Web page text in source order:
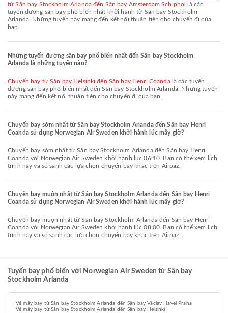
từ Sân bay Stockholm Arlanda đến Sân bay Amsterdam Schiphol
là các
tuyến đường sân bay phổ biến nhất khởi hành từ Sân bay Stockholm
Arlanda. Những tuyến này mang đến kết nối thuận tiện cho chuyến đi của
bạn.
Những tuyến đường sân bay phổ biến nhất đến Sân bay Stockholm
Arlanda là những tuyến nào?
chuyến bay từ Sân bay Helsinki đến Sân bay Henri Coandalà các tuyến
đường sân bay phổ biến nhất đến Sân bay Stockholm Arlanda. Những tuyến
này mang đến kết nối thuận tiện cho chuyến đi của bạn.
Chuyến bay sớm nhất từ Sân bay Stockholm Arlanda đến Sân bay Henri
Coanda sử dụng Norwegian Air Sweden khởi hành lúc mấy giờ?
Chuyến bay sớm nhất từ Sân bay Stockholm Arlanda đến Sân bay Henri
Coanda với Norwegian Air Sweden khởi hành lúc 06:10. Bạn có thể xem lịch
trình này và so sánh các lựa chọn chuyến bay khác trên Airpaz.
Chuyến bay muộn nhất từ Sân bay Stockholm Arlanda đến Sân bay Henri
Coanda sử dụng Norwegian Air Sweden khởi hành lúc mấy giờ?
Chuyến bay muộn nhất từ Sân bay Stockholm Arlanda đến Sân bay Henri
Coanda với Norwegian Air Sweden khởi hành lúc 08:00. Bạn có thể xem lịch
trình này và so sánh các lựa chọn chuyến bay khác trên Airpaz.
Tuyến bay phổ biến với Norwegian Air Sweden từ Sân bay
Stockholm Arlanda
Vé máy bay từ Sân bay Stockholm Arlanda đến Sân bay Václav Havel Praha
Vé máy bay từ Sân bay Stockholm Arlanda đến Sân bay Helsinki